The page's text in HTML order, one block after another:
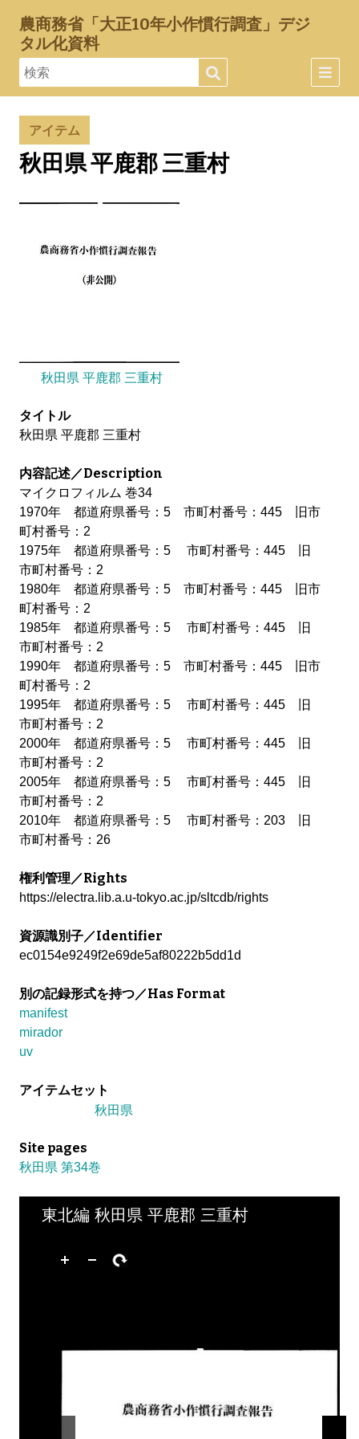
農商務省「大正10年小作慣行調査」デジ
タル化資料
秋田県 平鹿郡 三重村
アイテム
タイトル
秋田県 平鹿郡 三重村
内容記述／Description
マイクロフィルム 巻34
1970年 都道府県番号：5 市町村番号：445 旧市
町村番号：2
1975年 都道府県番号：5 市町村番号：445 旧
市町村番号：2
1980年 都道府県番号：5 市町村番号：445 旧市
町村番号：2
1985年 都道府県番号：5 市町村番号：445 旧
市町村番号：2
1990年 都道府県番号：5 市町村番号：445 旧市
町村番号：2
1995年 都道府県番号：5 市町村番号：445 旧
市町村番号：2
2000年 都道府県番号：5 市町村番号：445 旧
市町村番号：2
2005年 都道府県番号：5 市町村番号：445 旧
市町村番号：2
2010年 都道府県番号：5 市町村番号：203 旧
市町村番号：26
権利管理／Rights
https://electra.lib.a.u-tokyo.ac.jp/sltcdb/rights
資源識別子／Identifier
ec0154e9249f2e69de5af80222b5dd1d
別の記録形式を持つ／Has Format
manifest
mirador
uv
アイテムセット
秋田県
Site pages
秋田県 第34巻
秋田県 平鹿郡 三重村
東北編 秋田県 平鹿郡 三重村